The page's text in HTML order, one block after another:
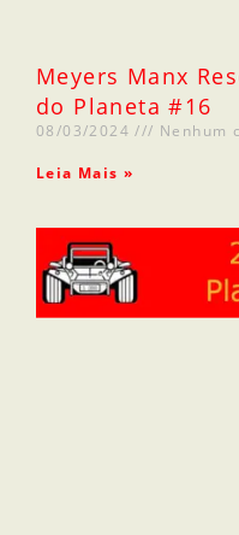
Meyers Manx
do Planeta #16
08/03/2024 Nenhum
Leia Mais »